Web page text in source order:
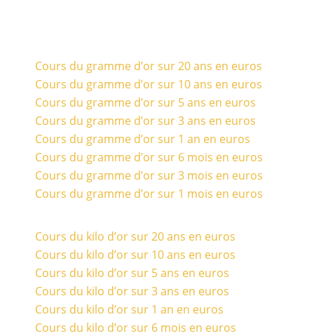
Cours du gramme d’or sur 20 ans en euros
Cours du gramme d’or sur 10 ans en euros
Cours du gramme d’or sur 5 ans en euros
Cours du gramme d’or sur 3 ans en euros
Cours du gramme d’or sur 1 an en euros
Cours du gramme d’or sur 6 mois en euros
Cours du gramme d’or sur 3 mois en euros
Cours du gramme d’or sur 1 mois en euros
Cours du kilo d’or sur 20 ans en euros
Cours du kilo d’or sur 10 ans en euros
Cours du kilo d’or sur 5 ans en euros
Cours du kilo d’or sur 3 ans en euros
Cours du kilo d’or sur 1 an en euros
Cours du kilo d’or sur 6 mois en euros